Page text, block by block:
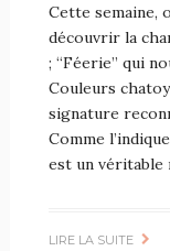
Cette semaine,
découvrir la
; “Féerie” qui
Couleurs
signature
Comme
est un véritable
LIRE LA SUITE